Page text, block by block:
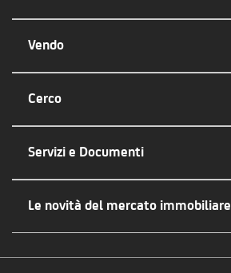
Vendo
Cerco
Servizi e Documenti
Le novità del mercato immobiliare